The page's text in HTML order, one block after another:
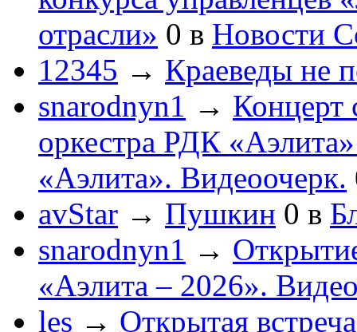
отрасли» 0 в Новости
12345 → Краеведы не
snarodnyn1 → Концерт
оркестра РДК
«Аэлита». Видеоочерк.
avStar → Пушкин 0 в
snarodnyn1 →
«Аэлита – 2026».
les → Открытая